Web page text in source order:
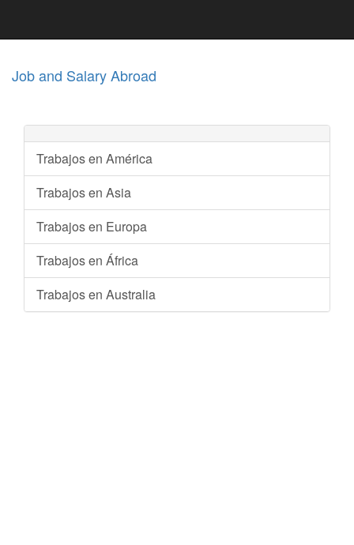
Job and Salary Abroad
Trabajos en América
Trabajos en Asia
Trabajos en Europa
Trabajos en África
Trabajos en Australia